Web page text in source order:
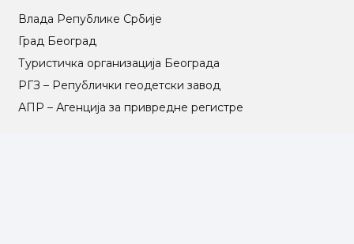
Влада Републике Србије
Град Београд
Туристичка организација Београда
РГЗ – Републички геодетски завод
АПР – Агенција за привредне регистре